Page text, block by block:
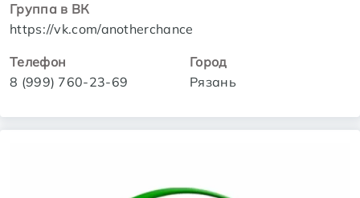
Группа в ВК
https://vk.com/anotherchance
Телефон
8 (999) 760-23-69
Город
Рязань